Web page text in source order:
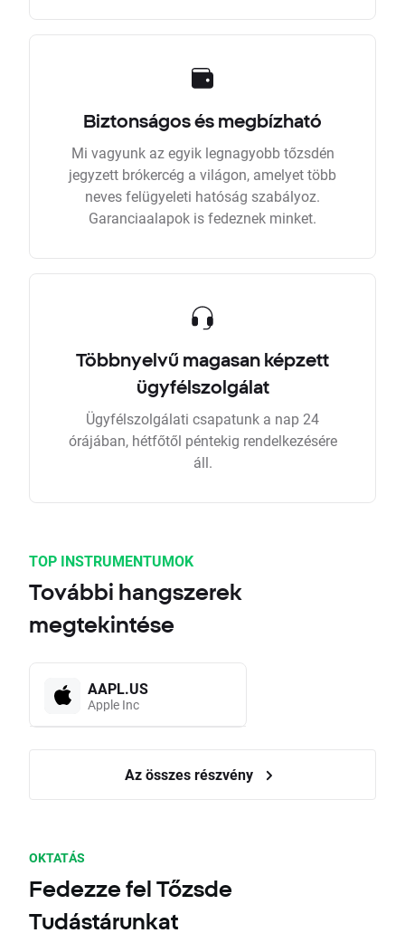
Biztonságos és megbízható
Mi vagyunk az egyik legnagyobb tőzsdén
jegyzett brókercég a világon, amelyet több
neves felügyeleti hatóság szabályoz.
Garanciaalapok is fedeznek minket.
Többnyelvű magasan képzett
ügyfélszolgálat
Ügyfélszolgálati csapatunk a nap 24
órájában, hétfőtől péntekig rendelkezésére
áll.
TOP INSTRUMENTUMOK
További hangszerek
megtekintése
AAPL.US
Apple Inc
Az összes részvény
OKTATÁS
Fedezze fel Tőzsde
Tudástárunkat